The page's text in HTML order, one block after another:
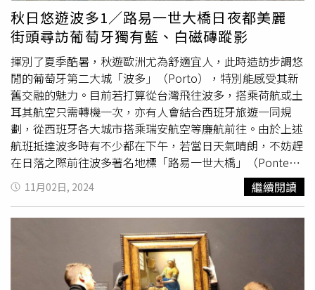
華，能打造 24 小時保濕透亮肌，看起來就像天生好皮膚，
完全沒有厚重感。而為了進一步提升高級光澤感，她還使用
了 《迪奧超完美持久亮采餅》，輕刷於顴骨、鼻樑、額
頭，讓肌膚閃耀細緻光芒，宛如自帶柔焦濾鏡！全新迪奧超
完美持久亮采餅，共6色 6g / 2,200元（圖／品牌提供） 這
次亮彩餅為了讓大家好分辨顏色，所以推出了超美的皮革色
和銀色系讓你一眼辨識打亮和修容色的分別。（圖／品牌提
供）2. 柔霧玫瑰唇，這支色號已被粉絲瘋狂加購！這次她選
擇了 《迪奧藍星柔紗唇膏》#688 透紗玫瑰，這支唇膏擁有
獨特的 輕盈絲霧質地，不僅能夠撫平唇紋，還能讓雙唇看
起來更加細緻豐盈。這個低調玫瑰木色，適合各種場合，無
論是日常妝、時裝週 Look 還是正式晚宴，都能輕鬆駕馭！
粉絲看到她的妝容後，立刻在社群上狂喊：「這支 #688 真
的要搶爆了！」、「Jisoo 上嘴直接是女神等級，這個柔霧
唇真的太美了！」左為迪奧藍星柔紗唇膏#688 透紗玫瑰，
右為迪奧藍星柔紗唇膏#686豆沙裸粉，都是JISOO相近
色。2025全新迪奧藍星柔紗唇膏3.5g/1,600元（圖／品牌提
的氛圍莊嚴大器，石柱上的精細雕刻讓人流連忘返。（圖／
魏妤靜攝）Casa Pastéis de Belém會在門口依外帶與內用
分為兩條排隊路線，即便內用隊伍大排長龍也不用擔心，翻
桌率頗高。（圖／魏妤靜攝）Casa Pastéis de Belém標榜
自1837年開設以來，便一直遵循修道院修女的配方製作蛋
塔。（1.4歐元／顆，圖／魏妤靜攝）參觀完修道院與教堂
後別忘了順路朝聖一旁的里斯本蛋塔名店「Casa Pastéis de
Belém」，這間蛋塔店跟熱羅尼莫斯修道院可是有莫大關
連，據說從18世紀開始，修道院的修女為了不浪費食材，會
拿日常中剩餘的蛋黃製作點心，「葡式蛋塔」便由此而生；
19世紀時，修女們靠著賣蛋塔賺取微薄收入，修道院關閉後
更索性將秘方賣給隔壁糖廠，結果糖廠老闆在1837年開設
了葡萄牙首間葡式蛋塔專賣店「Casa Pastéis de
Belém」。記者也嘗鮮了蛋塔，確實趁熱吃時外層酥脆、可
以咬到一層糖衣，還有滑順香濃的卡士達醬，另外如網友推
薦亦可灑些桌上提供的肉桂粉，減輕甜膩感。阿茹達宮建築
師依據王后喜好以濃重的藍色設計了起居室。（圖／魏妤靜
秋日悠遊波多1／路易一世大橋日夜都美麗
街頭尋訪葡萄牙獨有藍、白磁磚蹤影
揮別了夏季酷暑，秋遊歐洲尤為舒適宜人，此時造訪步調悠
閒的葡萄牙第二大城「波多」（Porto），特別能感受其新
舊交融的魅力。目前若打算從台灣飛往波多，搭乘荷航或土
耳其航空只需轉機一次，亦有人會結合西班牙旅遊一同規
劃，從西班牙各大城市搭乘瑞安航空等廉航前往。由於上述
航班抵達波多時有不少都在下午，若當日天氣晴朗，不妨趕
在日落之際前往波多著名地標「路易一世大橋」（Ponte
Dom Luís I）欣賞黃昏美景。這座完工於1886年的鋼鐵拱
橋橫跨杜羅河，連接起波多老城區與酒莊匯聚的加亞新城，
曾一度是世界上跨度最大的拱橋。這裡不分日夜都吸引旅人
造訪，其中從黃昏過渡到夜晚的時刻最為熱門，能將餘暉映
照晚霞以及萬家燈火亮起的景致一併收納眼底，接著下橋沿
河走逛、在河邊揀一家可賞景的餐廳享用晚餐更是標準行
程。黃昏時從橋上向下望，會發現岸邊燈火一個個慢慢亮
11月02日, 2024 繼續閱讀